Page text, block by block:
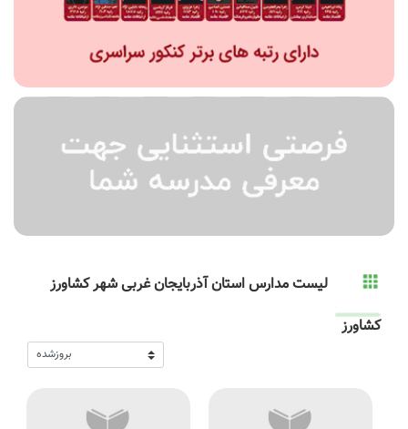
دوره دوم متوسطه- نظری
پیش دبستانی
لیست مدارس استان آذربایجان غربی شهر کشاورز
کشاورز